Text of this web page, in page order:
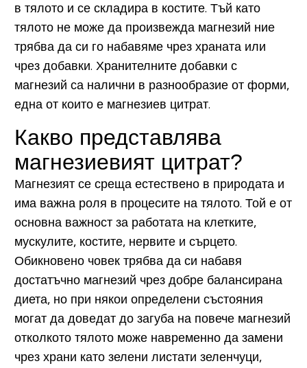
в тялото и се складира в костите. Тъй като
тялото не може да произвежда магнезий ние
трябва да си го набавяме чрез храната или
чрез добавки. Хранителните добавки с
магнезий са налични в разнообразие от форми,
една от които е магнезиев цитрат.
Какво представлява
магнезиевият цитрат?
Магнезият се среща естествено в природата и
има важна роля в процесите на тялото. Той е от
основна важност за работата на клетките,
мускулите, костите, нервите и сърцето.
Обикновено човек трябва да си набавя
достатъчно магнезий чрез добре балансирана
диета, но при някои определени състояния
могат да доведат до загуба на повече магнезий
отколкото тялото може навременно да замени
чрез храни като зелени листати зеленчуци,